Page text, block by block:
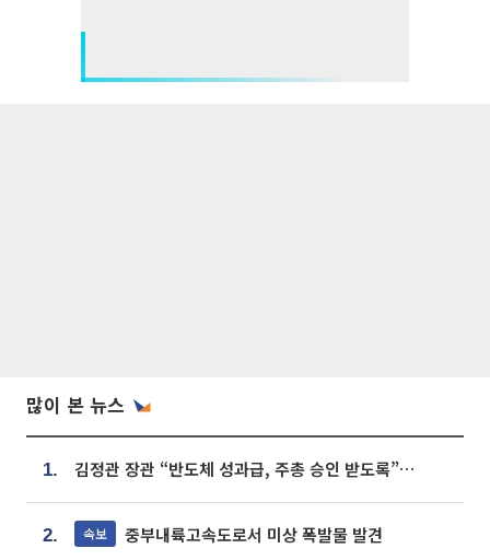
많이 본 뉴스
1. 김정관 장관 “반도체 성과급, 주총 승인 받도록”…상법·자본시장법 개정 시사
2. 속보 중부내륙고속도로서 미상 폭발물 발견